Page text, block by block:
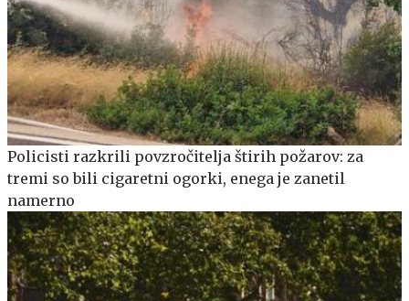
Policisti razkrili povzročitelja štirih požarov: za
tremi so bili cigaretni ogorki, enega je zanetil
namerno